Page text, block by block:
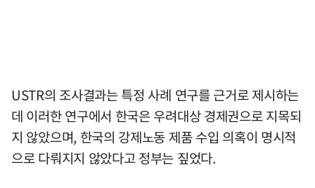
USTR의 조사결과는 특정 사례 연구를 근거로 제시하는
데 이러한 연구에서 한국은 우려대상 경제권으로 지목되
지 않았으며, 한국의 강제노동 제품 수입 의혹이 명시적
으로 다뤄지지 않았다고 정부는 짚었다.